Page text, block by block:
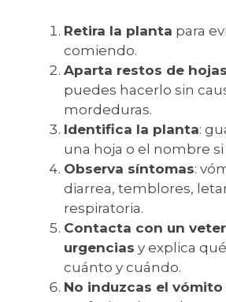
Retira la planta para
comiendo.
Aparta restos de hojas
puedes hacerlo sin
mordeduras.
Identifica la planta:
una hoja o el nombre
Observa síntomas:
diarrea, temblores,
respiratoria.
Contacta con un
urgencias y explica
cuánto y cuándo.
No induzcas el vómito